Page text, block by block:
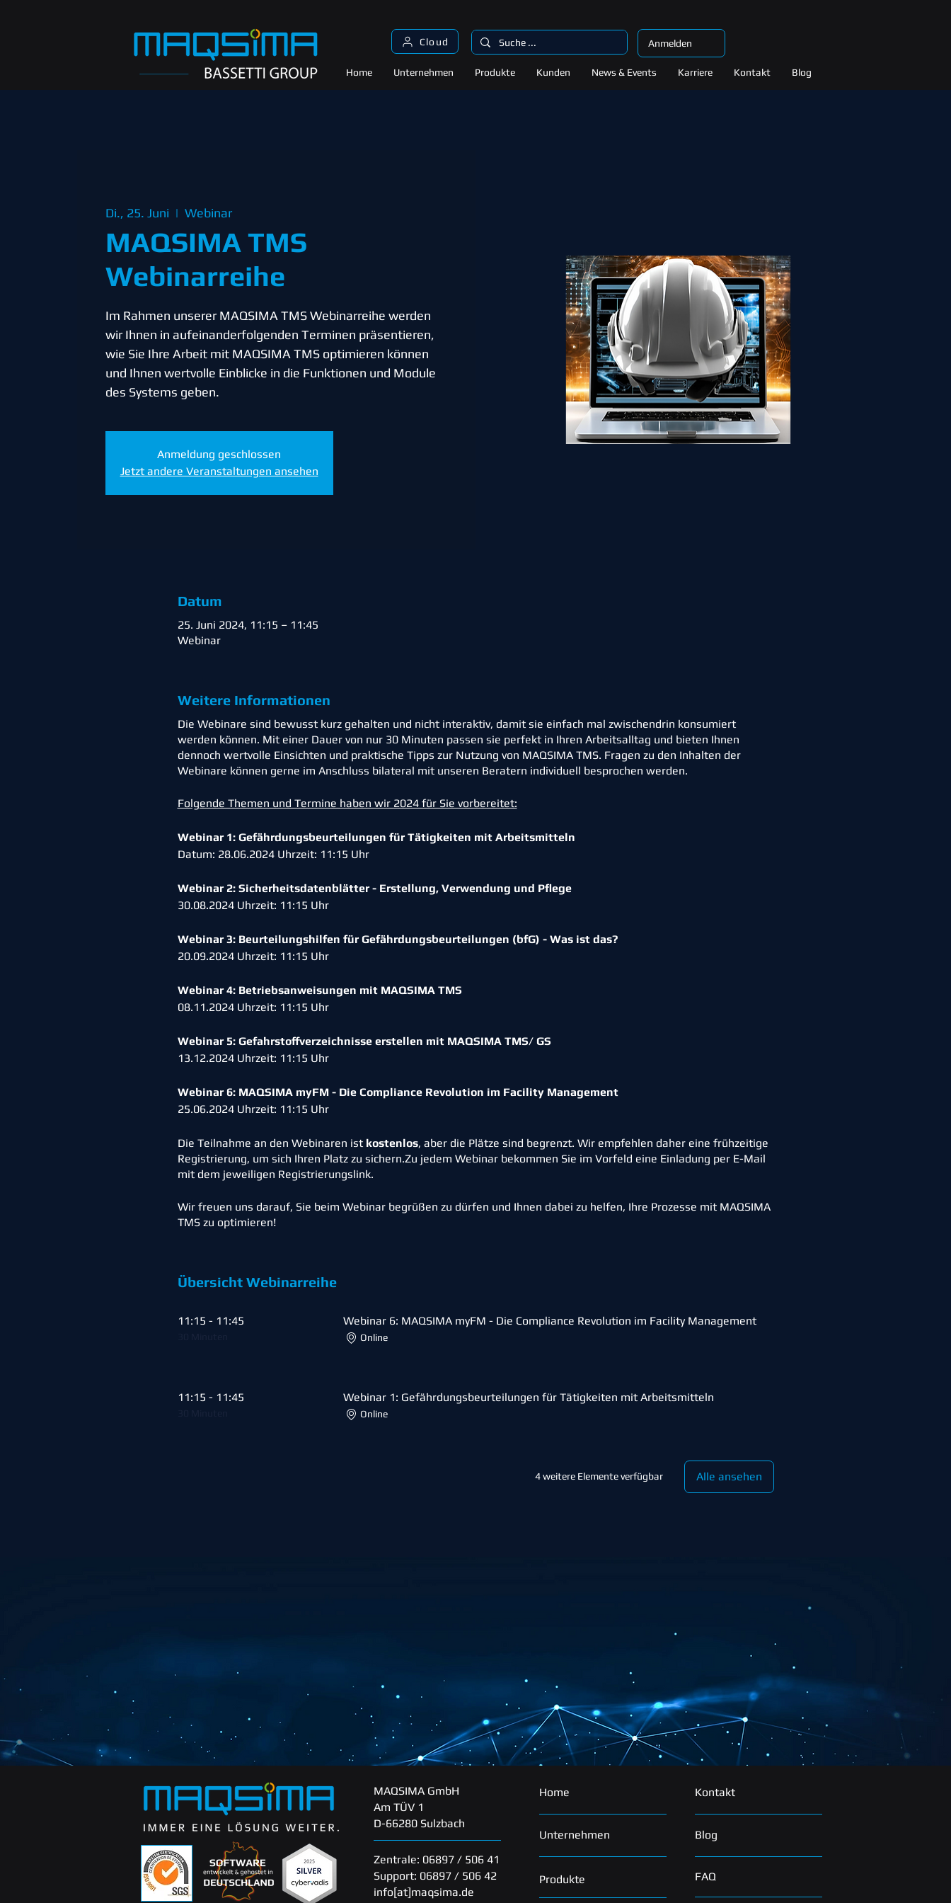
Cloud
Home Unternehmen Produkte Kunden News & Events Karriere Kontakt Blog
Anmelden
Di., 25. Juni
  |
Webinar
MAQSIMA TMS
Webinarreihe
Im Rahmen unserer MAQSIMA TMS Webinarreihe werden
wir Ihnen in aufeinanderfolgenden Terminen präsentieren,
wie Sie Ihre Arbeit mit MAQSIMA TMS optimieren können
und Ihnen wertvolle Einblicke in die Funktionen und Module
des Systems geben.
Anmeldung geschlossen
Jetzt andere Veranstaltungen ansehen
Datum
25. Juni 2024, 11:15 – 11:45
Webinar
Weitere Informationen
Die Webinare sind bewusst kurz gehalten und nicht interaktiv, damit sie einfach mal zwischendrin konsumiert
werden können. Mit einer Dauer von nur 30 Minuten passen sie perfekt in Ihren Arbeitsalltag und bieten Ihnen
dennoch wertvolle Einsichten und praktische Tipps zur Nutzung von MAQSIMA TMS. Fragen zu den Inhalten der
Webinare können gerne im Anschluss bilateral mit unseren Beratern individuell besprochen werden.
Folgende Themen und Termine haben wir 2024 für Sie vorbereitet:
Webinar 1: Gefährdungsbeurteilungen für Tätigkeiten mit Arbeitsmitteln
Datum: 28.06.2024 Uhrzeit: 11:15 Uhr
Webinar 2: Sicherheitsdatenblätter - Erstellung, Verwendung und Pflege
30.08.2024 Uhrzeit: 11:15 Uhr
Webinar 3: Beurteilungshilfen für Gefährdungsbeurteilungen (bfG) - Was ist das?
20.09.2024 Uhrzeit: 11:15 Uhr
Webinar 4: Betriebsanweisungen mit MAQSIMA TMS
08.11.2024 Uhrzeit: 11:15 Uhr
Webinar 5: Gefahrstoffverzeichnisse erstellen mit MAQSIMA TMS/ GS
13.12.2024 Uhrzeit: 11:15 Uhr
Webinar 6: MAQSIMA myFM - Die Compliance Revolution im Facility Management
25.06.2024 Uhrzeit: 11:15 Uhr
Die Teilnahme an den Webinaren ist kostenlos, aber die Plätze sind begrenzt. Wir empfehlen daher eine frühzeitige
Registrierung, um sich Ihren Platz zu sichern.Zu jedem Webinar bekommen Sie im Vorfeld eine Einladung per E-Mail
mit dem jeweiligen Registrierungslink.
Wir freuen uns darauf, Sie beim Webinar begrüßen zu dürfen und Ihnen dabei zu helfen, Ihre Prozesse mit MAQSIMA
TMS zu optimieren!
Übersicht Webinarreihe
11:15 - 11:45 Webinar 6: MAQSIMA myFM - Die Compliance Revolution im Facility Management
Online
11:15 - 11:45 Webinar 1: Gefährdungsbeurteilungen für Tätigkeiten mit Arbeitsmitteln
Online
4 weitere Elemente verfügbar Alle ansehen
MAQSIMA GmbH
Am TÜV 1
D-66280 Sulzbach
Zentrale: 06897 / 506 41
Support: 06897 / 506 42
info[at]maqsima.de
Home
Unternehmen
Produkte
Kontakt
Blog
FAQ